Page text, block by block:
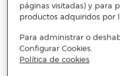
páginas visitadas) y para
productos adquiridos por
Para administrar o
Configurar Cookies.
Política de cookies